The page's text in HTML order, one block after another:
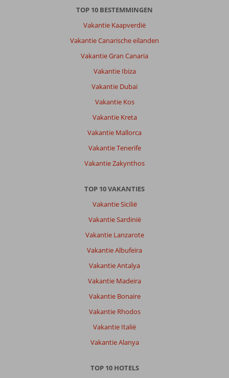
TOP 10 BESTEMMINGEN
Vakantie Kaapverdië
Vakantie Canarische eilanden
Vakantie Gran Canaria
Vakantie Ibiza
Vakantie Dubai
Vakantie Kos
Vakantie Kreta
Vakantie Mallorca
Vakantie Tenerife
Vakantie Zakynthos
TOP 10 VAKANTIES
Vakantie Sicilië
Vakantie Sardinië
Vakantie Lanzarote
Vakantie Albufeira
Vakantie Antalya
Vakantie Madeira
Vakantie Bonaire
Vakantie Rhodos
Vakantie Italië
Vakantie Alanya
TOP 10 HOTELS